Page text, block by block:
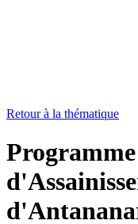
Retour à la thématique